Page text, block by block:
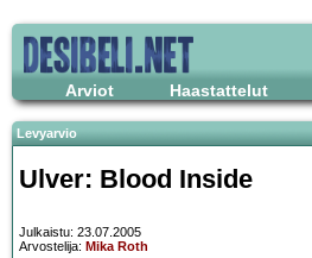
Arviot Haastattelut
Levyarvio
Ulver: Blood Inside
Julkaistu: 23.07.2005
Arvostelija: Mika Roth